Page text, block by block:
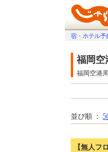
宿・ホテル予
福岡空
福岡空港
並び順 ：
【無人フ